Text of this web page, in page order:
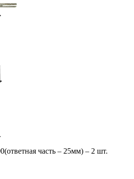
часть – 25мм) – 2 шт.